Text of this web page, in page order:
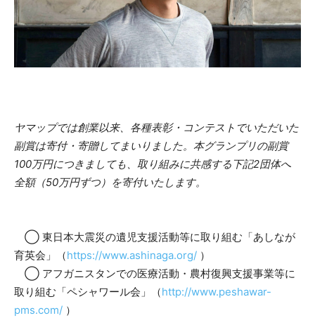
ヤマップでは創業以来、各種表彰・コンテストでいただいた
副賞は寄付・寄贈してまいりました。本グランプリの副賞
100万円につきましても、取り組みに共感する下記2団体へ
全額（50万円ずつ）を寄付いたします。
◯ 東日本大震災の遺児支援活動等に取り組む「あしなが
育英会」（https://www.ashinaga.org/ ）
◯ アフガニスタンでの医療活動・農村復興支援事業等に
取り組む「ペシャワール会」（http://www.peshawar-
pms.com/ ）